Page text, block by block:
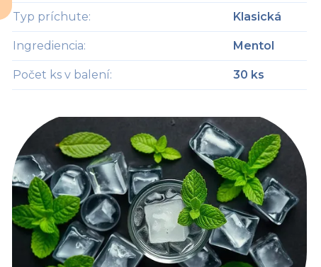
Typ príchute: Klasická
Ingrediencia: Mentol
Počet ks v balení: 30 ks